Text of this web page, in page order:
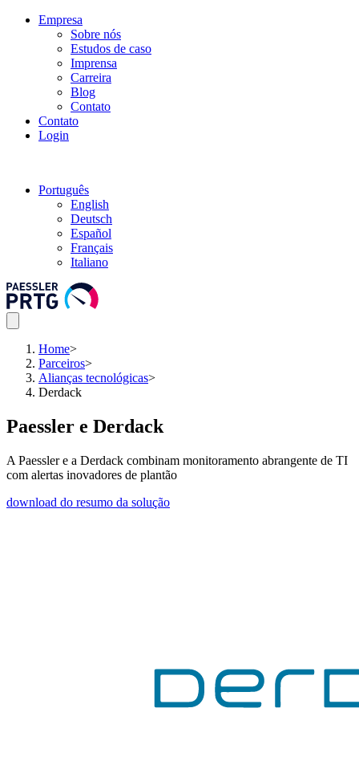
Empresa
Sobre nós
Estudos de caso
Imprensa
Carreira
Blog
Contato
Contato
Login
Português
English
Deutsch
Español
Français
Italiano
Home>
Parceiros>
Alianças tecnológicas>
Derdack
Paessler e Derdack
A Paessler e a Derdack combinam monitoramento abrangente de TI
com alertas inovadores de plantão
download do resumo da solução